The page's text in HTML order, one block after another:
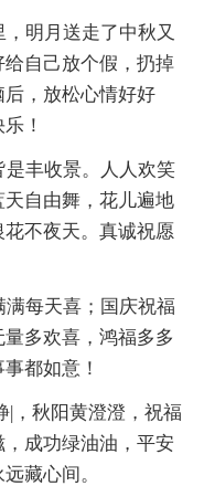
明月送走了中秋又
自己放个假，扔掉
，放松心情好好
！
是丰收景。人人欢笑
自由舞，花儿遍地
不夜天。真诚祝愿
每天喜；国庆祝福
多欢喜，鸿福多多
都如意！
|，秋阳黄澄澄，祝福
成功绿油油，平安
藏心间。